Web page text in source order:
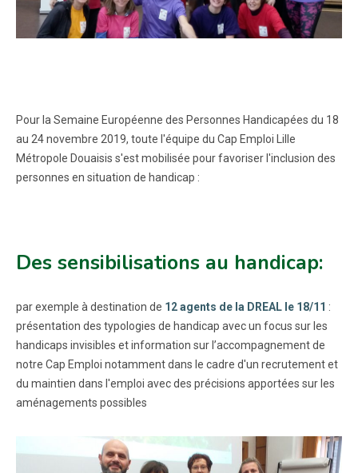
Pour la Semaine Européenne des Personnes Handicapées du 18
au 24 novembre 2019, toute l'équipe du Cap Emploi Lille
Métropole Douaisis s'est mobilisée pour favoriser l'inclusion des
personnes en situation de handicap :
Des sensibilisations au handicap:
par exemple à destination de 12 agents de la DREAL le 18/11 :
présentation des typologies de handicap avec un focus sur les
handicaps invisibles et information sur l’accompagnement de
notre Cap Emploi notamment dans le cadre d'un recrutement et
du maintien dans l'emploi avec des précisions apportées sur les
aménagements possibles